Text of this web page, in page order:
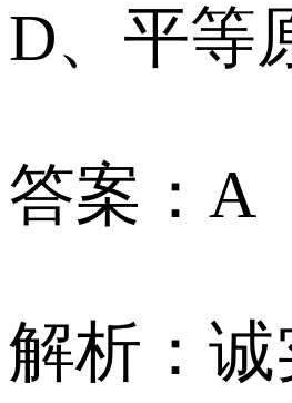
D、平等
答案：A
解析：诚